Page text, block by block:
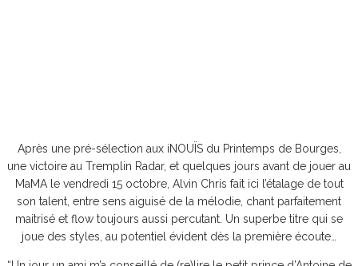
Après une pré-sélection aux iNOUÏS du Printemps de Bourges,
une victoire au Tremplin Radar, et quelques jours avant de jouer au
MaMA le vendredi 15 octobre, Alvin Chris fait ici l’étalage de tout
son talent, entre sens aiguisé de la mélodie, chant parfaitement
maitrisé et flow toujours aussi percutant. Un superbe titre qui se
joue des styles, au potentiel évident dès la première écoute…